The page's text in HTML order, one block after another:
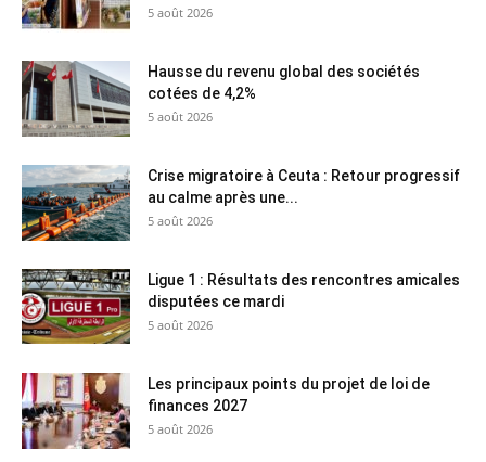
5 août 2026
Hausse du revenu global des sociétés
cotées de 4,2%
5 août 2026
Crise migratoire à Ceuta : Retour progressif
au calme après une...
5 août 2026
Ligue 1 : Résultats des rencontres amicales
disputées ce mardi
5 août 2026
Les principaux points du projet de loi de
finances 2027
5 août 2026